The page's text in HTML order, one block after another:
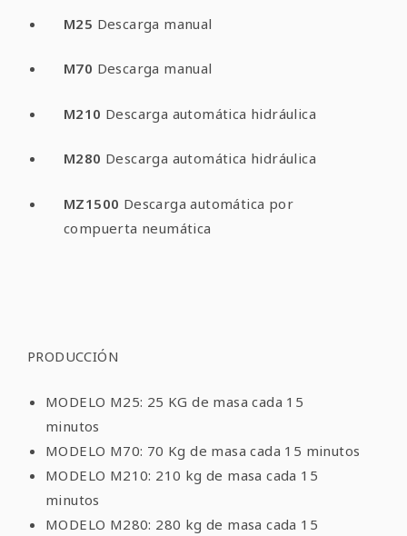
M25 Descarga manual
M70 Descarga manual
M210 Descarga automática hidráulica
M280 Descarga automática hidráulica
MZ1500 Descarga automática por
compuerta neumática
PRODUCCIÓN
MODELO M25: 25 KG de masa cada 15
minutos
MODELO M70: 70 Kg de masa cada 15 minutos
MODELO M210: 210 kg de masa cada 15
minutos
MODELO M280: 280 kg de masa cada 15